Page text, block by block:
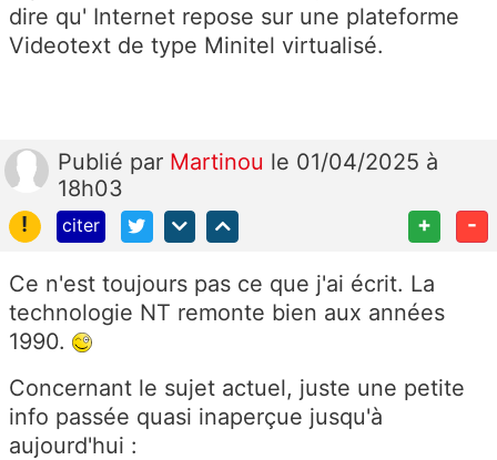
dire qu' Internet repose sur une plateforme
Videotext de type Minitel virtualisé.
Publié par Martinou le 01/04/2025 à
18h03
!
citer + -
Ce n'est toujours pas ce que j'ai écrit. La
technologie NT remonte bien aux années
1990.
Concernant le sujet actuel, juste une petite
info passée quasi inaperçue jusqu'à
aujourd'hui :